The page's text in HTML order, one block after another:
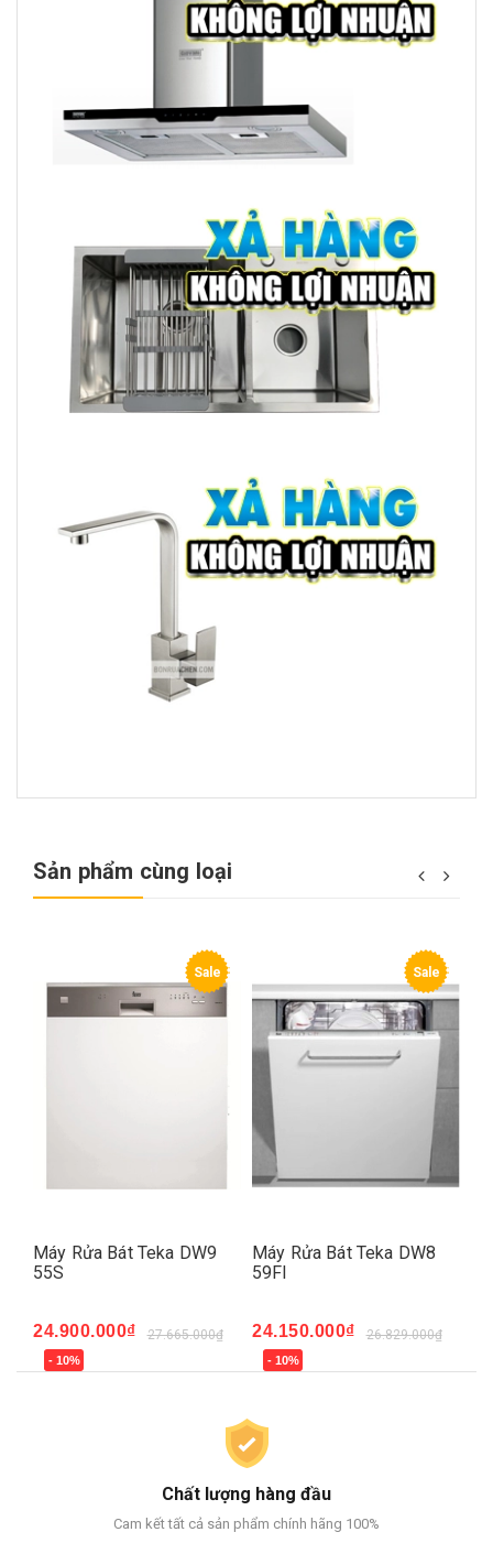
Sản phẩm cùng loại
Sale
Máy Rửa Bát Teka DW9
55S
24.900.000₫ 27.665.000₫
- 10%
Sale
Máy Rửa Bát Teka DW8
59FI
24.150.000₫ 26.829.000₫
- 10%
Chất lượng hàng đầu
Cam kết tất cả sản phẩm chính hãng 100%